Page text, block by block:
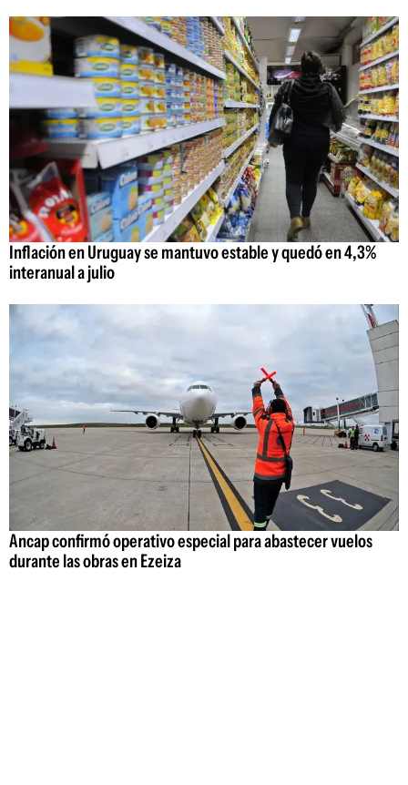
Inflación en Uruguay se mantuvo estable y quedó en 4,3%
interanual a julio
Ancap confirmó operativo especial para abastecer vuelos
durante las obras en Ezeiza